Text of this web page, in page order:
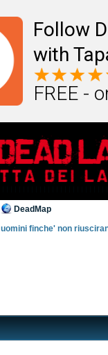
Follow
with
FREE -
DeadMap
finche' non